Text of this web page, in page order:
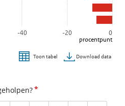
procentpunt
-40 -20 0
Toon tabel Download data
*